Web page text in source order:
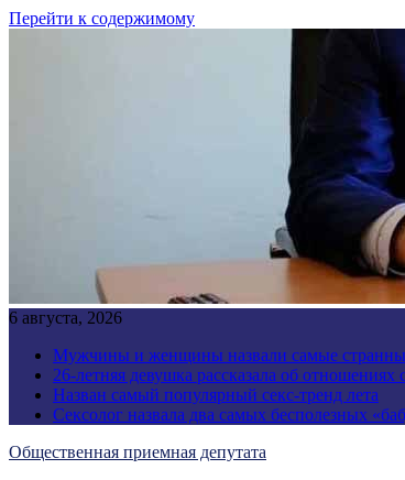
Перейти к содержимому
6 августа, 2026
Мужчины и женщины назвали самые
26-летняя девушка рассказала об
Назван самый популярный секс-тренд лета
Сексолог назвала два самых бесполезных
Общественная приемная депутата